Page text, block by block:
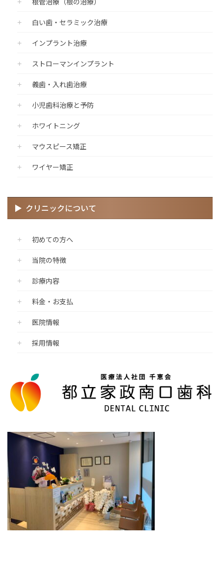
白い歯・セラミック治療
インプラント治療
ストローマンインプラント
義歯・入れ歯治療
小児歯科治療と予防
ホワイトニング
マウスピース矯正
ワイヤー矯正
クリニックについて
初めての方へ
当院の特徴
診療内容
料金・お支払
医院情報
採用情報